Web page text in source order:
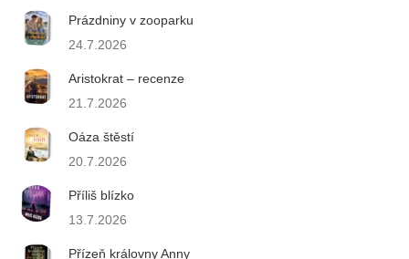
Prázdniny v zooparku
24.7.2026
Aristokrat – recenze
21.7.2026
Oáza štěstí
20.7.2026
Příliš blízko
13.7.2026
Přízeň královny Anny